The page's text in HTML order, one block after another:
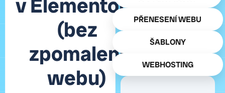
PŘENESENÍ WEBU
ŠABLONY
WEBHOSTING
v Elementoru
(bez
zpomalení
webu)